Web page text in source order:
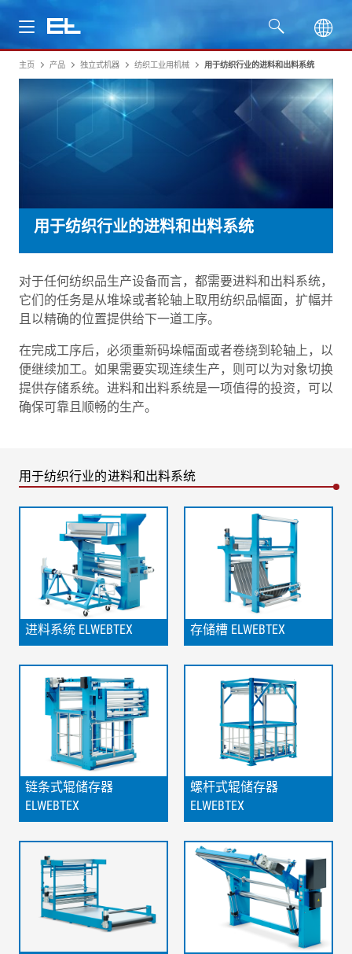
产品
主页 产品 独立式机器 纺织工业用机械 用于纺织行业的进料和出料系统
用于纺织行业的进料和出料系统
对于任何纺织品生产设备而言，都需要进料和出料系统，
它们的任务是从堆垛或者轮轴上取用纺织品幅面，扩幅并
且以精确的位置提供给下一道工序。
在完成工序后，必须重新码垛幅面或者卷绕到轮轴上，以
便继续加工。如果需要实现连续生产，则可以为对象切换
提供存储系统。进料和出料系统是一项值得的投资，可以
确保可靠且顺畅的生产。
用于纺织行业的进料和出料系统
进料系统 ELWEBTEX 存储槽 ELWEBTEX
链条式辊储存器
ELWEBTEX
螺杆式辊储存器
ELWEBTEX